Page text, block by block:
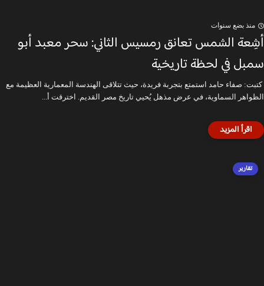
منذ بضع سنوات
أشِعة الشمس تعانق رمسيس الثاني: سحر معبد أبو
سمبل في لحظة تاريخية
كتبت: صفاء حامد استمتع بتجربة فريدة، حيث تتلاقى الهندسة المعمارية العظيمة مع
الظواهر السماوية، في عرض مذهل يُحيي تاريخ مصر القديم. اخترقت أ...
تقارير